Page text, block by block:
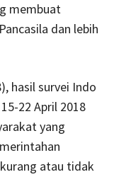
membuat
dan lebih
hasil survei Indo
22 April 2018
yang
atau tidak